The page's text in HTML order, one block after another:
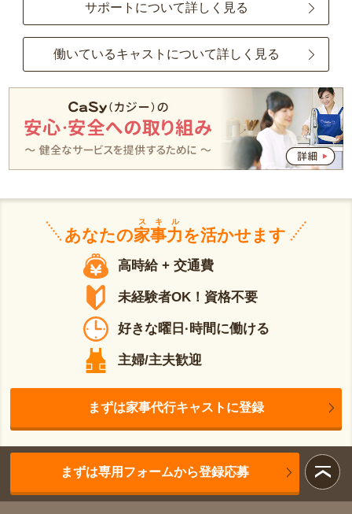
サポートについて詳しく見る
働いているキャストについて詳しく見る
あなたの家事力
スキル
を活かせます
高時給 + 交通費
未経験者OK！資格不要
好きな曜日·時間に働ける
主婦/主夫歓迎
まずは家事代行キャストに登録
まずは専用フォームから登録応募